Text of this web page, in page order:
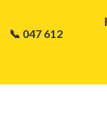
📞 047 612